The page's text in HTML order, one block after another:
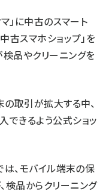
」に中古のスマート
古スマホショップ」を
品やクリーニングを
の取引が拡大する中、
きるよう公式ショッ
は、モバイル端末の保
品からクリーニング